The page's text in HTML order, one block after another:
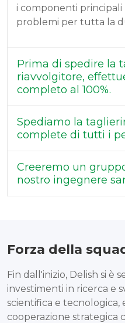
i componenti
problemi per tutta la
Prima di spedire la
riavvolgitore,
completo al 100%.
Spediamo la
complete di tutti i
Creeremo un
nostro ingegnere
Forza della
Fin dall'inizio, Delish si è
investimenti in ricerca e
scientifica e tecnologica,
cooperazione strategica